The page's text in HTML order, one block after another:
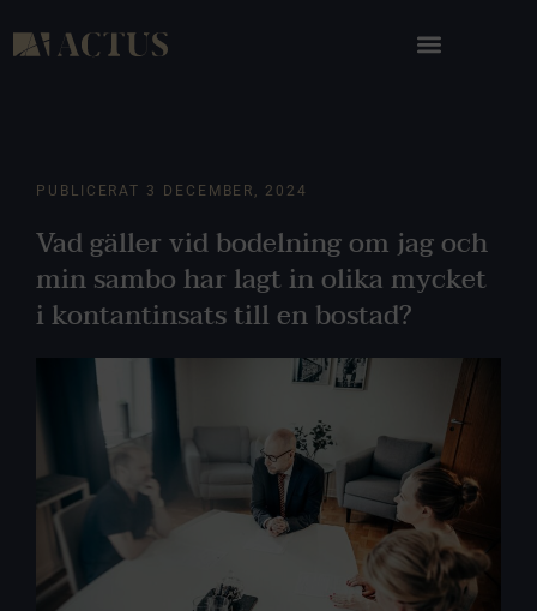
PUBLICERAT 3 DECEMBER, 2024
Vad gäller vid bodelning om jag och
min sambo har lagt in olika mycket
i kontantinsats till en bostad?